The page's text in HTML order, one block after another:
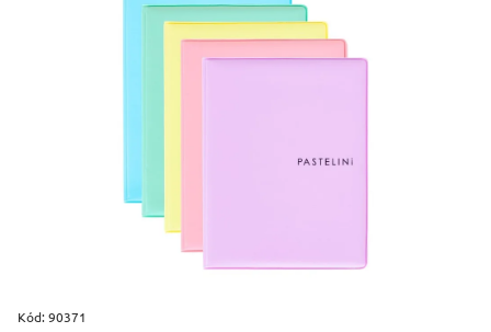
Kód:90371